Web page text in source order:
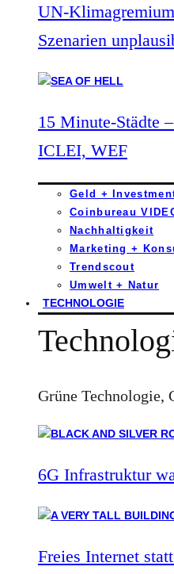
UN-
Szenarien
15 Minute-Städte
ICLEI, WEF
Geld +
Coinbureau
Nachhaltigkeit
Marketing +
Trendscout
Umwelt + Natur
TECHNOLOGIE
Grüne Technologie,
6G Infrastruktur
Freies Internet